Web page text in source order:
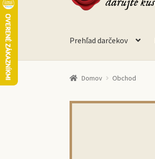
navigáciu
obsah
Prehľad darčekov
Domov Obchod